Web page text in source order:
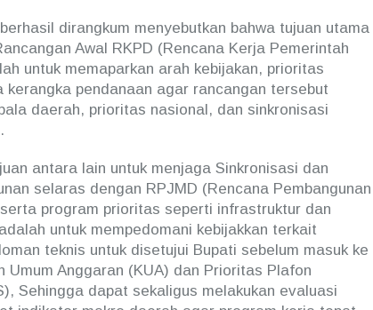
dirangkum menyebutkan bahwa tujuan utama
Awal RKPD (Rencana Kerja Pemerintah
untuk memaparkan arah kebijakan, prioritas
kerangka pendanaan agar rancangan tersebut
daerah, prioritas nasional, dan sinkronisasi
antara lain untuk menjaga Sinkronisasi dan
selaras dengan RPJMD (Rencana Pembangunan
program prioritas seperti infrastruktur dan
untuk mempedomani kebijakkan terkait
teknis untuk disetujui Bupati sebelum masuk ke
Umum Anggaran (KUA) dan Prioritas Plafon
Sehingga dapat sekaligus melakukan evaluasi